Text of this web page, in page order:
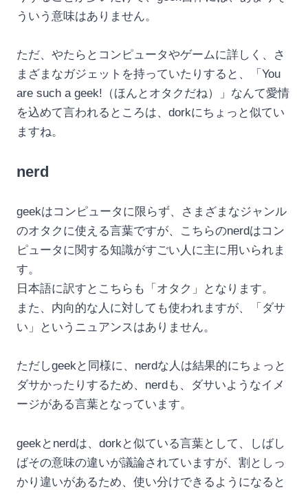
ういう意味はありません。
ただ、やたらとコンピュータやゲームに詳しく、さ
まざまなガジェットを持っていたりすると、「You
are such a geek!（ほんとオタクだね）」なんて愛情
を込めて言われるところは、dorkにちょっと似てい
ますね。
nerd
geekはコンピュータに限らず、さまざまなジャンル
のオタクに使える言葉ですが、こちらのnerdはコン
ピュータに関する知識がすごい人に主に用いられま
す。
日本語に訳すとこちらも「オタク」となります。
また、内向的な人に対しても使われますが、「ダサ
い」というニュアンスはありません。
ただしgeekと同様に、nerdな人は結果的にちょっと
ダサかったりするため、nerdも、ダサいようなイメ
ージがある言葉となっています。
geekとnerdは、dorkと似ている言葉として、しばし
ばその意味の違いが議論されていますが、割としっ
かり違いがあるため、使い分けできるようになると